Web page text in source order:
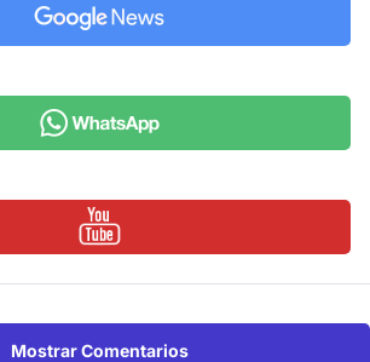
Mostrar Comentarios